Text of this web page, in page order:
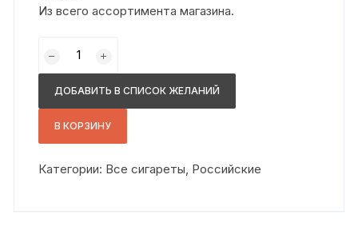
Из всего ассортимента магазина.
товара
компакт
синий
ДОБАВИТЬ В СПИСОК ЖЕЛАНИЙ
В КОРЗИНУ
Категории: Все сигареты Российские